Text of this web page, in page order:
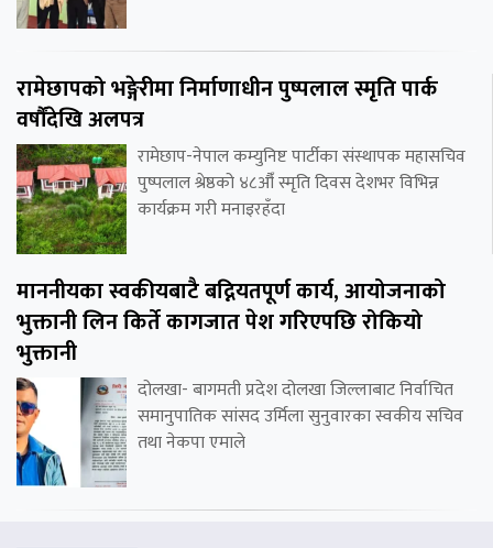
रामेछापको भङ्गेरीमा निर्माणाधीन पुष्पलाल स्मृति पार्क
वर्षौंदेखि अलपत्र
रामेछाप-नेपाल कम्युनिष्ट पार्टीका संस्थापक महासचिव
पुष्पलाल श्रेष्ठको ४८औँ स्मृति दिवस देशभर विभिन्न
कार्यक्रम गरी मनाइरहँदा
माननीयका स्वकीयबाटै बद्नियतपूर्ण कार्य, आयोजनाको
भुक्तानी लिन किर्ते कागजात पेश गरिएपछि रोकियो
भुक्तानी
दोलखा- बागमती प्रदेश दोलखा जिल्लाबाट निर्वाचित
समानुपातिक सांसद उर्मिला सुनुवारका स्वकीय सचिव
तथा नेकपा एमाले